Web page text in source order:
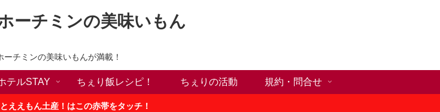
ーチミンの美味いもん
ーチミンの美味いもんが満載！
テルSTAY ちぇり飯レシピ！ ちぇりの活動 規約・問合せ
ええもん土産！はこの赤帯をタッチ！